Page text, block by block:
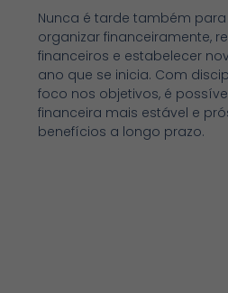
Nunca é tarde também
organizar financeiramente,
financeiros e estabelecer
ano que se inicia. Com
foco nos objetivos, é
financeira mais estável e
benefícios a longo prazo.